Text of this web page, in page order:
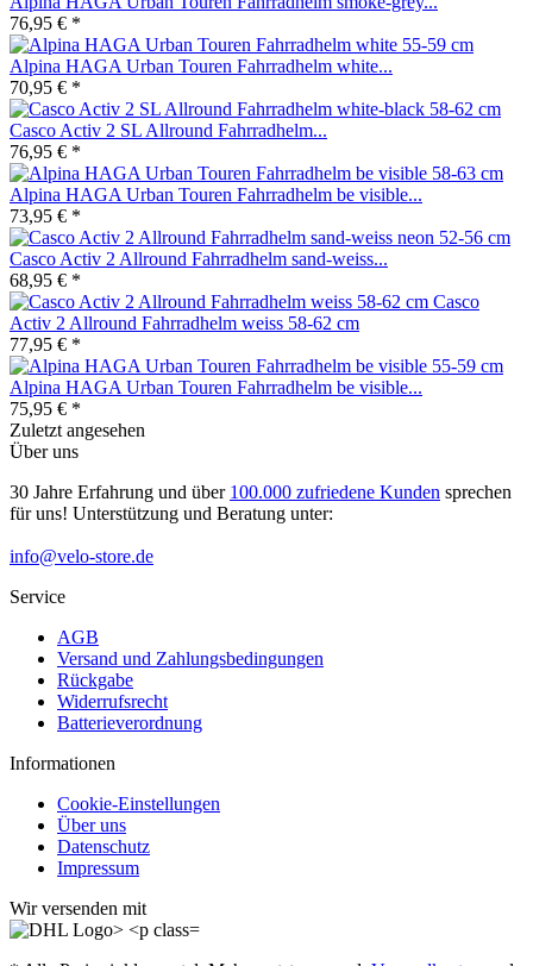
76,95 € *
Alpina HAGA Urban Touren Fahrradhelm white...
70,95 € *
Casco Activ 2 SL Allround Fahrradhelm...
76,95 € *
Alpina HAGA Urban Touren Fahrradhelm be visible...
73,95 € *
Casco Activ 2 Allround Fahrradhelm sand-weiss...
68,95 € *
Casco
Activ 2 Allround Fahrradhelm weiss 58-62 cm
77,95 € *
Alpina HAGA Urban Touren Fahrradhelm be visible...
75,95 € *
Zuletzt angesehen
Über uns
30 Jahre Erfahrung und über 100.000 zufriedene Kunden sprechen
für uns! Unterstützung und Beratung unter:
info@velo-store.de
Service
AGB
Versand und Zahlungsbedingungen
Rückgabe
Widerrufsrecht
Batterieverordnung
Informationen
Cookie-Einstellungen
Über uns
Datenschutz
Impressum
Wir versenden mit